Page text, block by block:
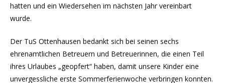
hatten und ein Wiedersehen im nächsten Jahr vereinbart
wurde.
Der TuS Ottenhausen bedankt sich bei seinen sechs
ehrenamtlichen Betreuern und Betreuerinnen, die einen Teil
ihres Urlaubes „geopfert“ haben, damit unsere Kinder eine
unvergessliche erste Sommerferienwoche verbringen konnten.